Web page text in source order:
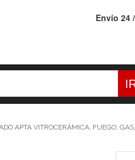
Envío 24
APTA VITROCERÁMICA, FUEGO,